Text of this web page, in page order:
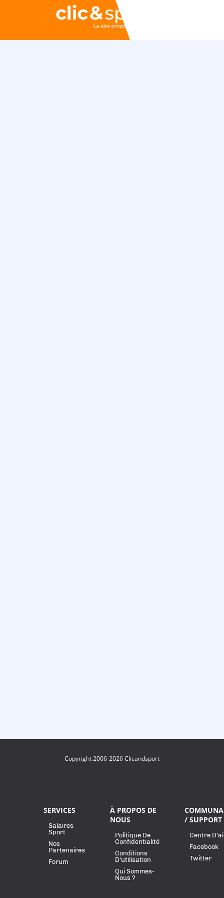
Copyright 2006-2026 Clicandsport
SERVICES
Salaires
Sport
Nos
Partenaires
Forum
À PROPOS DE
NOUS
Politique De
Confidentialité
Conditions
D'utilisation
Qui Sommes-
Nous ?
/ SUPPORT
Centre
Facebook
Twitter